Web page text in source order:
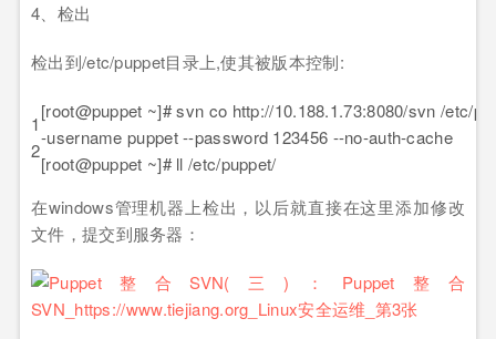
4、检出
检出到/etc/puppet目录上,使其被版本控制:
1
2
[root@puppet ~]# svn co http://10.188.1.73:8080/svn /etc/
-username puppet --password 123456 --no-auth-cache
[root@puppet ~]# ll /etc/puppet/
在windows管理机器上检出，以后就直接在这里添加修改
文件，提交到服务器：